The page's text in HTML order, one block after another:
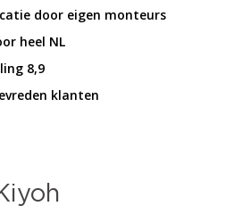
door eigen monteurs
heel NL
8,9
klanten